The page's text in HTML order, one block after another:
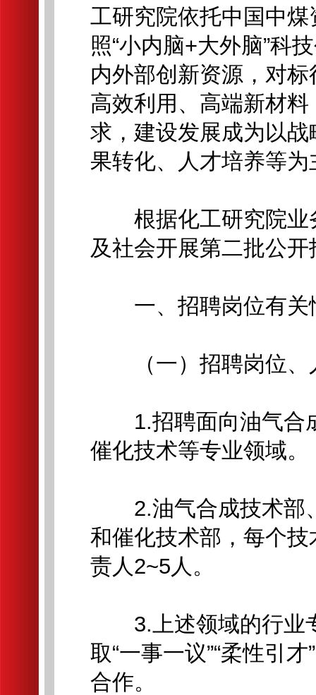
工研究院依托中国中
照“小内脑+大外脑”科
内外部创新资源，对
高效利用、高端新材
求，建设发展成为以
果转化、人才培养等
根据化工研究院业
及社会开展第二批公
一、招聘岗位有关
（一）招聘岗位、
1.招聘面向油气合
催化技术等专业领域。
2.油气合成技术部
和催化技术部，每个
责人2~5人。
3.上述领域的行业
取“一事一议”“柔性引
合作。